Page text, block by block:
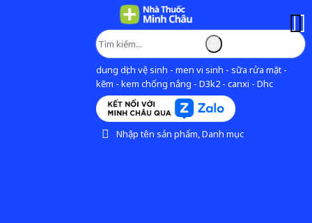
dung dịch vệ sinh - men vi sinh - sữa rửa mặt -
kẽm - kem chống nắng - D3k2 - canxi - Dhc
Nhập tên sản phẩm, Danh mục